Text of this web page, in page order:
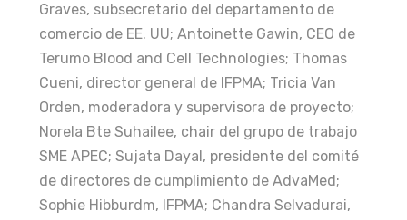
Graves, subsecretario del departamento de
comercio de EE. UU; Antoinette Gawin, CEO de
Terumo Blood and Cell Technologies; Thomas
Cueni, director general de IFPMA; Tricia Van
Orden, moderadora y supervisora de proyecto;
Norela Bte Suhailee, chair del grupo de trabajo
SME APEC; Sujata Dayal, presidente del comité
de directores de cumplimiento de AdvaMed;
Sophie Hibburdm, IFPMA; Chandra Selvadurai,